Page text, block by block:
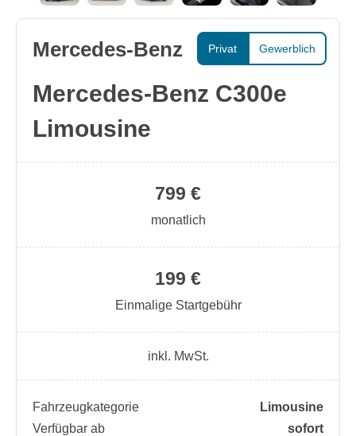
Privat Gewerblich
Mercedes-Benz
Mercedes-Benz C300e
Limousine
199 €
Einmalige Startgebühr
799 €
monatlich
inkl. MwSt.
Fahrzeugkategorie
Limousine
Verfügbar ab
sofort